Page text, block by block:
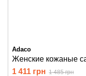
Adaco
Женские кожаные
1 411 грн 1 485 грн